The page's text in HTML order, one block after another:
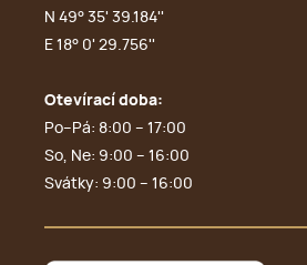
N 49° 35' 39.184''
E 18° 0' 29.756''
Otevírací doba:
Po–Pá: 8:00 – 17:00
So, Ne: 9:00 – 16:00
Svátky: 9:00 – 16:00